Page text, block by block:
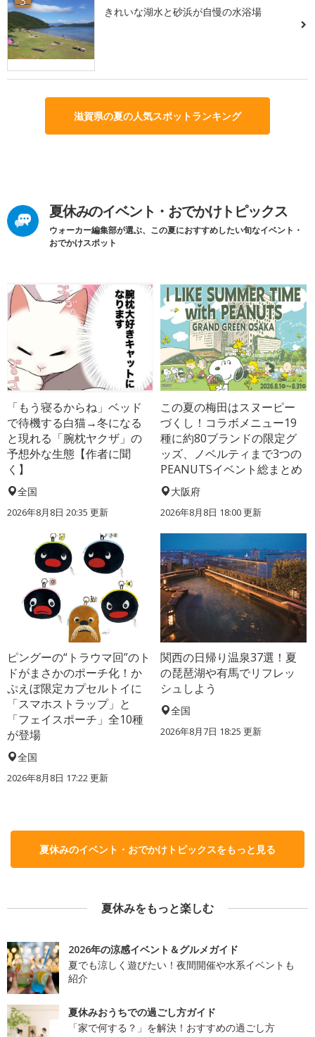
きれいな湖水と砂浜が自慢の水浴場
滋賀県の夏の人気スポットランキング
夏休みのイベント・おでかけトピックス
ウォーカー編集部が選ぶ、この夏におすすめしたい旬なイベント・
おでかけスポット
「もう寝るからね」ベッド
で待機する白猫→冬になる
と現れる「腕枕ヤクザ」の
予想外な生態【作者に聞
く】
全国
2026年8月8日 20:35 更新
この夏の梅田はスヌーピー
づくし！コラボメニュー19
種に約80ブランドの限定グ
ッズ、ノベルティまで3つの
PEANUTSイベント総まとめ
大阪府
2026年8月8日 18:00更新
ピングーの“トラウマ回”のト
ドがまさかのポーチ化！か
ぷえぼ限定カプセルトイに
「スマホストラップ」と
「フェイスポーチ」全10種
が登場
全国
2026年8月8日 17:22更新
関西の日帰り温泉37選！夏
の琵琶湖や有馬でリフレッ
シュしよう
全国
2026年8月7日 18:25 更新
夏休みのイベント・おでかけトピックスをもっと見る
夏休みをもっと楽しむ
2026年の涼感イベント＆グルメガイド
夏でも涼しく遊びたい！夜間開催や水系イベントも
紹介
夏休みおうちでの過ごし方ガイド
「家で何する？」を解決！おすすめの過ごし方